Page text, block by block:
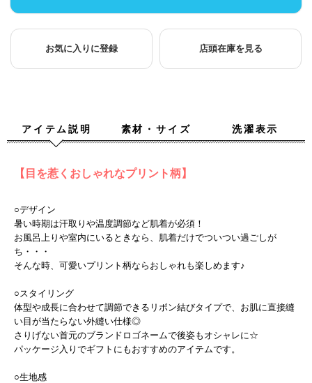
お気に入りに登録 店頭在庫を見る
アイテム説明 素材・サイズ 洗濯表示
【目を惹くおしゃれなプリント柄】
○デザイン
暑い時期は汗取りや温度調節など肌着が必須！
お風呂上りや室内にいるときなら、肌着だけでついつい過ごしが
ち・・・
そんな時、可愛いプリント柄ならおしゃれも楽しめます♪
○スタイリング
体型や成長に合わせて調節できるリボン結びタイプで、お肌に直接縫
い目が当たらない外縫い仕様◎
さりげない首元のブランドロゴネームで後姿もオシャレに☆
パッケージ入りでギフトにもおすすめのアイテムです。
○生地感